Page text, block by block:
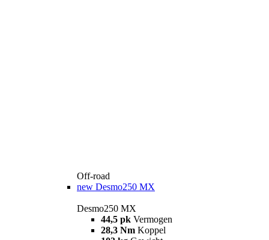
Off-road
new Desmo250 MX
Desmo250 MX
44,5 pk Vermogen
28,3 Nm Koppel